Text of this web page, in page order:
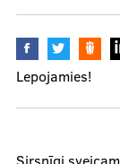
Mūsu
Lepojamies!